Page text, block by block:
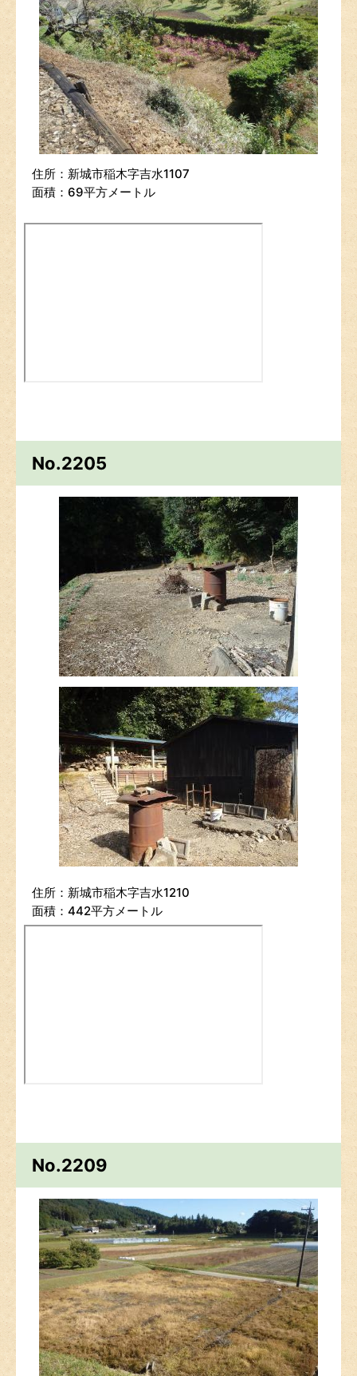
住所：新城市稲木字吉水1107
面積：69平方メートル
No.2205
住所：新城市稲木字吉水1210
面積：442平方メートル
No.2209